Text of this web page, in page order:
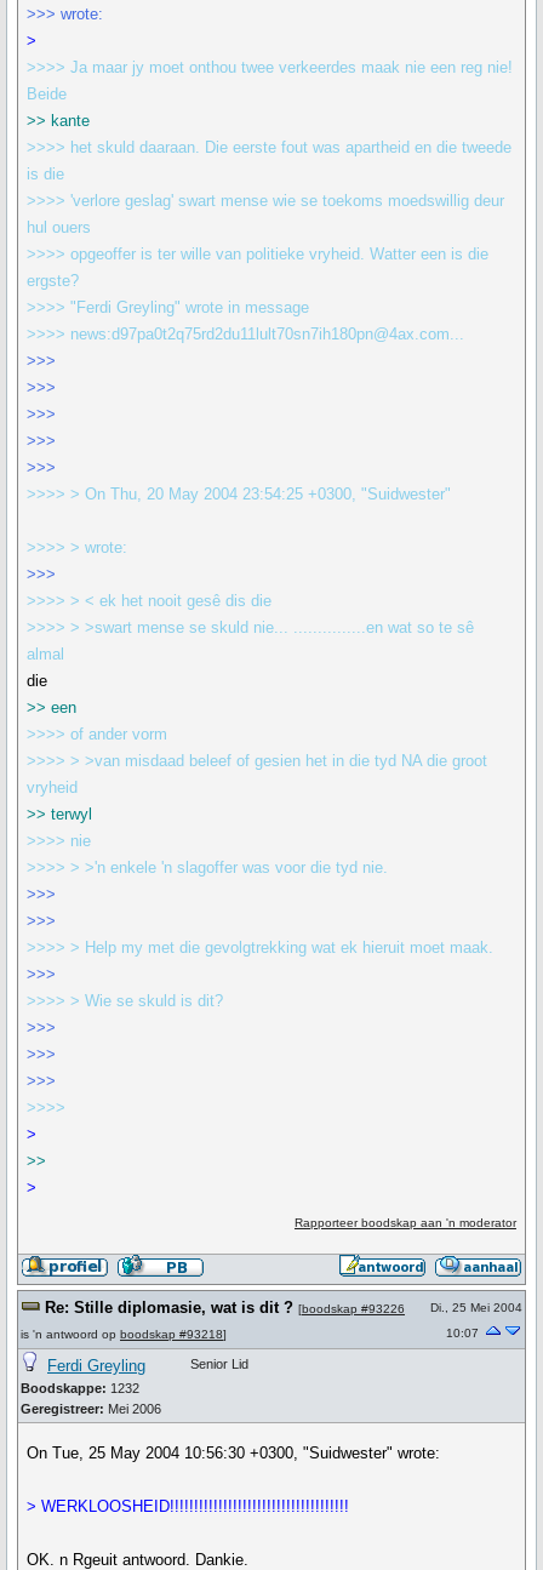
>>> wrote:
>
>>>> Ja maar jy moet onthou twee verkeerdes maak nie een reg nie!
Beide
>> kante
>>>> het skuld daaraan. Die eerste fout was apartheid en die tweede
is die
>>>> 'verlore geslag' swart mense wie se toekoms moedswillig deur
hul ouers
>>>> opgeoffer is ter wille van politieke vryheid. Watter een is die
ergste?
>>>> "Ferdi Greyling" wrote in message
>>>> news:d97pa0t2q75rd2du11lult70sn7ih180pn@4ax.com...
>>>
>>>
>>>
>>>
>>>
>>>> > On Thu, 20 May 2004 23:54:25 +0300, "Suidwester"
>>>> > wrote:
>>>
>>>> > < ek het nooit gesê dis die
>>>> > >swart mense se skuld nie... ...............en wat so te sê
almal
die
>> een
>>>> of ander vorm
>>>> > >van misdaad beleef of gesien het in die tyd NA die groot
vryheid
>> terwyl
>>>> nie
>>>> > >'n enkele 'n slagoffer was voor die tyd nie.
>>>
>>>
>>>> > Help my met die gevolgtrekking wat ek hieruit moet maak.
>>>
>>>> > Wie se skuld is dit?
>>>
>>>
>>>
>>>>
>
>>
>
Rapporteer boodskap aan 'n moderator
Re: Stille diplomasie, wat is dit ? [boodskap #93226
is 'n antwoord op boodskap #93218]
Di., 25 Mei 2004
10:07
Ferdi Greyling
Boodskappe: 1232
Geregistreer: Mei 2006
Senior Lid
On Tue, 25 May 2004 10:56:30 +0300, "Suidwester" wrote:
> WERKLOOSHEID!!!!!!!!!!!!!!!!!!!!!!!!!!!!!!!!!!!!!
OK. n Rgeuit antwoord. Dankie.